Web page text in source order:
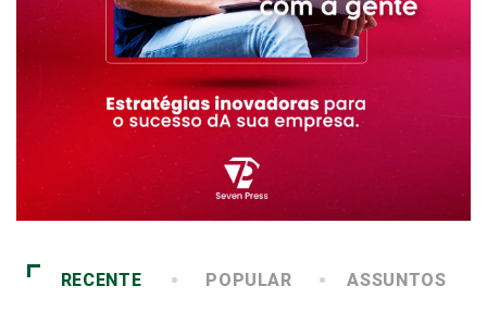
RECENTE POPULAR ASSUNTOS